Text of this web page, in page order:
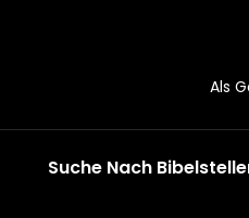
Als
Suche Nach